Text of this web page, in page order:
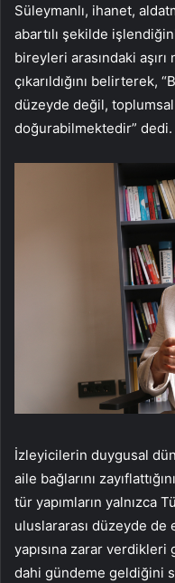
Süleymanlı, ihanet,
abartılı şekilde
bireyleri arasındaki
çıkarıldığını belirterek,
düzeyde değil,
doğurabilmektedir” dedi.
İzleyicilerin duygusal
aile bağlarını
tür yapımların yalnızca
uluslararası düzeyde
yapısına zarar verdikleri
dahi gündeme geldiğini